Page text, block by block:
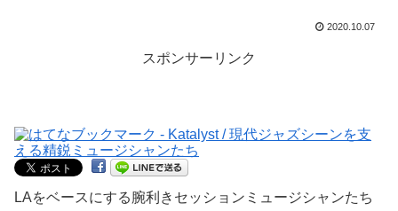
2020.10.07
スポンサーリンク
LAをベースにする腕利きセッションミュージシャンたち